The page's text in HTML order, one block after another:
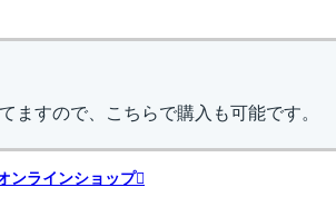
ますので、こちらで購入も可能です。
ンラインショップ